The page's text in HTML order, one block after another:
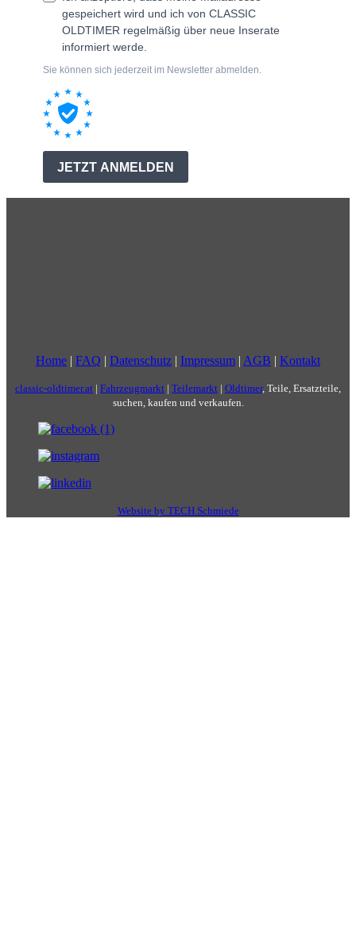
Home | FAQ | Datenschutz | Impressum | AGB | Kontakt
classic-oldtimer.at | Fahrzeugmarkt | Teilemarkt | Oldtimer, Teile, Ersatzteile,
suchen, kaufen und verkaufen.
Website by TECH Schmiede